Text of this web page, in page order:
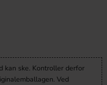
kan ske. Kontroller derfor
Ved